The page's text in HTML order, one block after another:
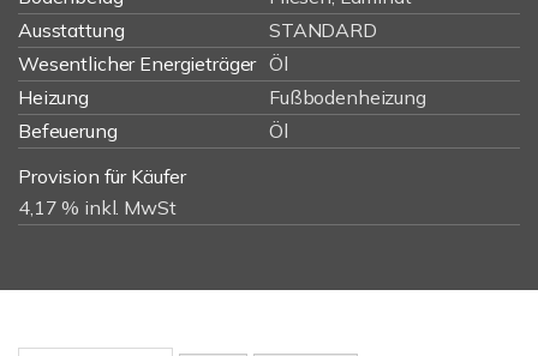
Ausstattung
STANDARD
Wesentlicher Energieträger Öl
Heizung
Fußbodenheizung
Befeuerung
Öl
Provision für Käufer
4,17 % inkl. MwSt